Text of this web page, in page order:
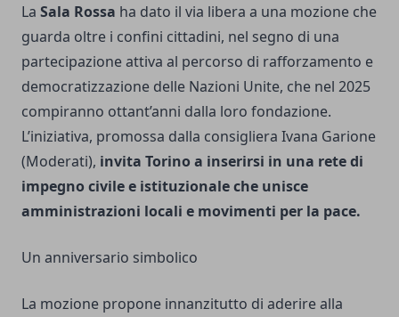
La Sala Rossa ha dato il via libera a una mozione che
guarda oltre i confini cittadini, nel segno di una
partecipazione attiva al percorso di rafforzamento e
democratizzazione delle Nazioni Unite, che nel 2025
compiranno ottant’anni dalla loro fondazione.
L’iniziativa, promossa dalla consigliera Ivana Garione
(Moderati), invita Torino a inserirsi in una rete di
impegno civile e istituzionale che unisce
amministrazioni locali e movimenti per la pace.
Un anniversario simbolico
La mozione propone innanzitutto di aderire alla